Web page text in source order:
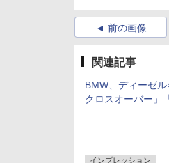
前の画像
関連記事
BMW、ディーゼ
クロスオーバー」
インプレッション